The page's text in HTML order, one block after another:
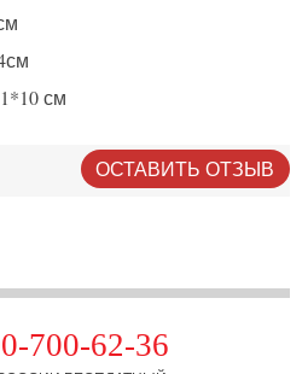
см
ОСТАВИТЬ ОТЗЫВ
700-62-36